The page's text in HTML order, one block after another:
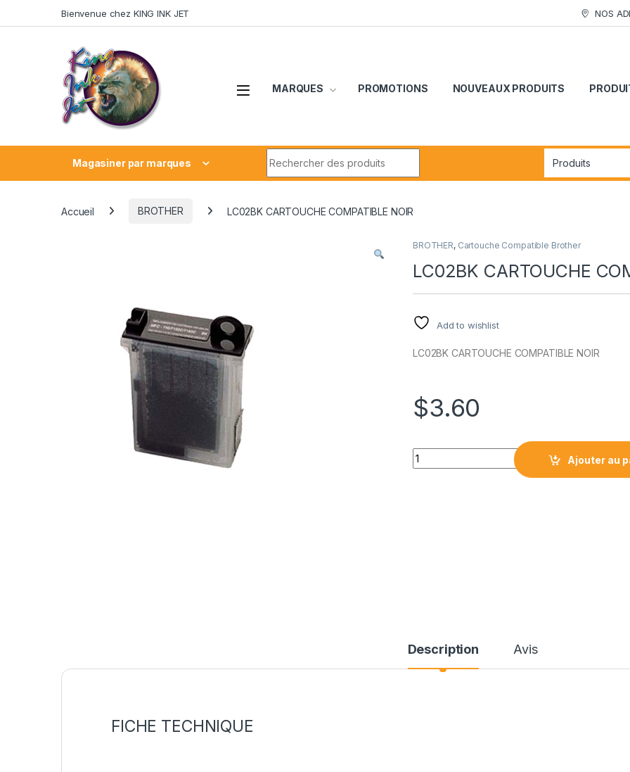
Bienvenue chez KING INK JET NOS
MARQUES PROMOTIONS NOUVEAUX PRODUITS
Magasiner par marques
Accueil BROTHER LC02BK CARTOUCHE COMPATIBLE NOIR
BROTHER, Cartouche Compatible Brother
LC02BK CARTOUCHE
Add to wishlist
LC02BK CARTOUCHE COMPATIBLE NOIR
$3.60
LC02BK CARTOUCHE COMPATIBLE NOIR
Ajouter au
Description Avis
FICHE TECHNIQUE